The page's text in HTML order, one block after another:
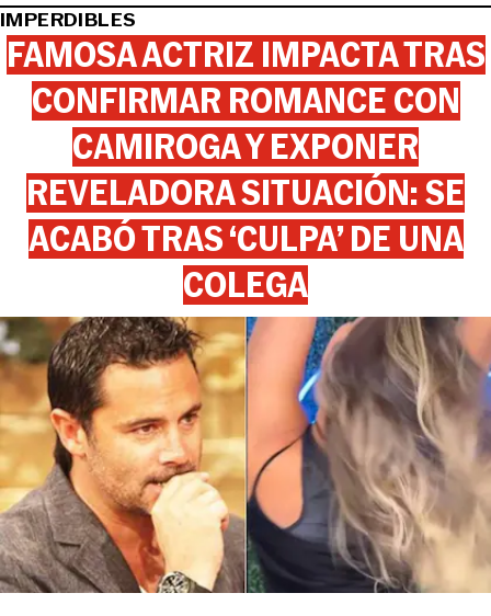
IMPERDIBLES
FAMOSA ACTRIZ IMPACTA TRAS
CONFIRMAR ROMANCE CON
CAMIROGA Y EXPONER
REVELADORA SITUACIÓN: SE
ACABÓ TRAS ‘CULPA’ DE UNA
COLEGA